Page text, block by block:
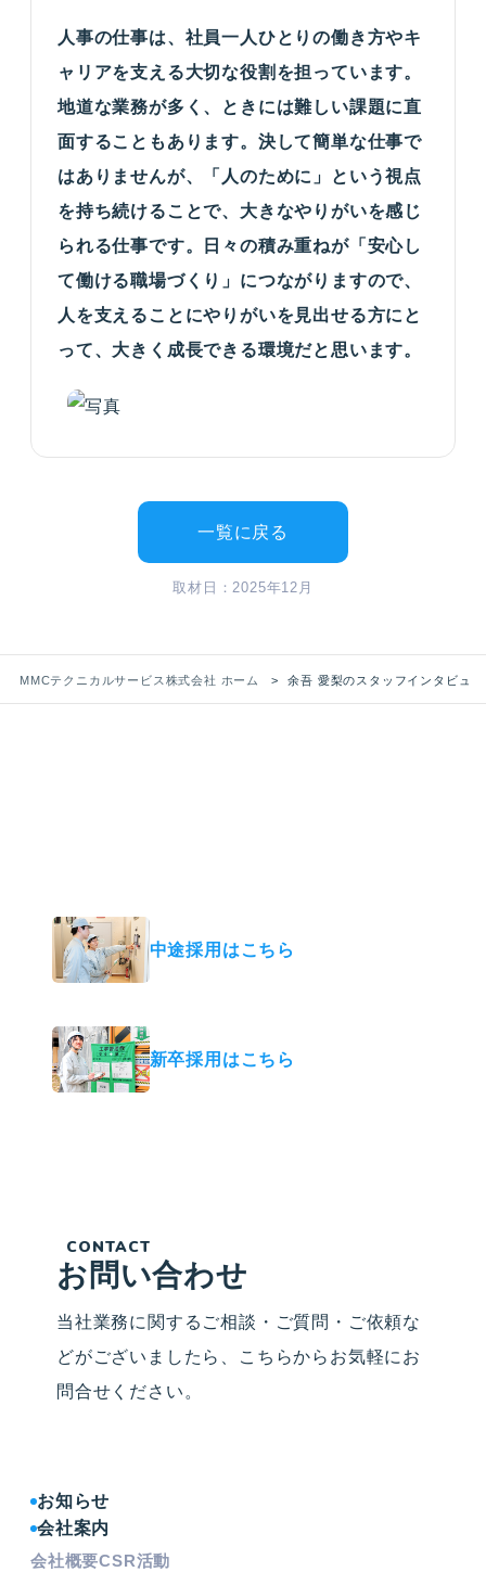
人事の仕事は、社員一人ひとりの働き方やキ
ャリアを支える大切な役割を担っています。
地道な業務が多く、ときには難しい課題に直
面することもあります。決して簡単な仕事で
はありませんが、「人のために」という視点
を持ち続けることで、大きなやりがいを感じ
られる仕事です。日々の積み重ねが「安心し
て働ける職場づくり」につながりますので、
人を支えることにやりがいを見出せる方にと
って、大きく成長できる環境だと思います。
一覧に戻る
取材日：2025年12月
MMCテクニカルサービス株式会社 ホーム 余吾 愛梨のスタッフインタビュー
中途採用はこちら
新卒採用はこちら
CONTACT
お問い合わせ
当社業務に関するご相談・ご質問・ご依頼な
どがございましたら、こちらからお気軽にお
問合せください。
お知らせ
会社案内
会社概要CSR活動